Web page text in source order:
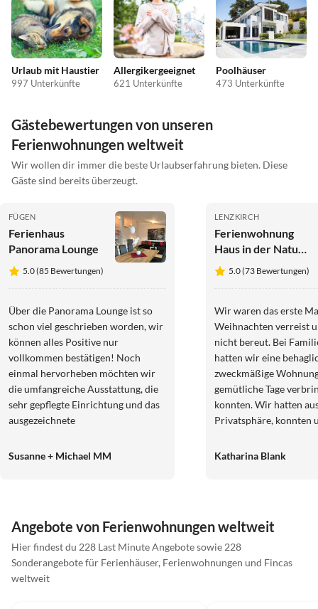
Urlaub mit Haustier
997 Unterkünfte
Allergikergeeignet
621 Unterkünfte
Poolhäuser
473 Unterkünfte
Gästebewertungen von unseren
Ferienwohnungen weltweit
Wir wollen dir immer die beste Urlaubserfahrung bieten. Diese
Gäste sind bereits überzeugt.
FÜGEN
Ferienhaus
Panorama Lounge
5.0 (85 Bewertungen)
Über die Panorama Lounge ist so
schon viel geschrieben worden, wir
können alles Positive nur
vollkommen bestätigen! Noch
einmal hervorheben möchten wir
die umfangreiche Ausstattung, die
sehr gepflegte Einrichtung und das
ausgezeichnete
einige Touristenbüros nicht
extrem freundlich, sehr hilfsbereit
und immer sofort erreichbar.
Einfach gaaanz toll!!! Wir hatten
das Gefühl als Fremde gekommen
Susanne + Michael MM
LENZKIRCH
Ferienwohnung
Haus in der Natur -
Feldbergblick
5.0 (73 Bewertungen)
Wir waren das erste
Weihnachten verreist
nicht bereut. Bei
hatten wir eine
zweckmäßige
gemütliche Tage
konnten. Wir hatten
Privatsphäre, konnten
Gastgeber wenden.
Natur (in
uns allen gut. Egal ob
dem Auto oder der
Katharina Blank
Angebote von Ferienwohnungen weltweit
Hier findest du 228 Last Minute Angebote sowie 228
Sonderangebote für Ferienhäuser, Ferienwohnungen und Fincas
weltweit
Virtuelle
Tour